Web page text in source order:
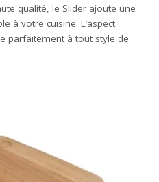
qualité, le Slider ajoute une
à votre cuisine. L’aspect
parfaitement à tout style de